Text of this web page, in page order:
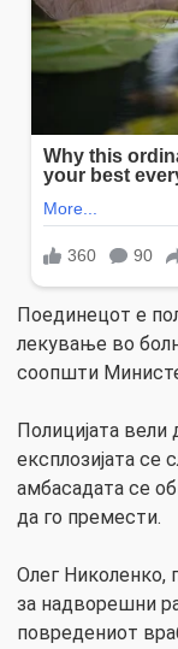
Поединецот е
лекување во
соопшти
Полицијата вели
експлозијата се
амбасадата се
да го премести.
Олег Николенко,
за надворешни
повредениот